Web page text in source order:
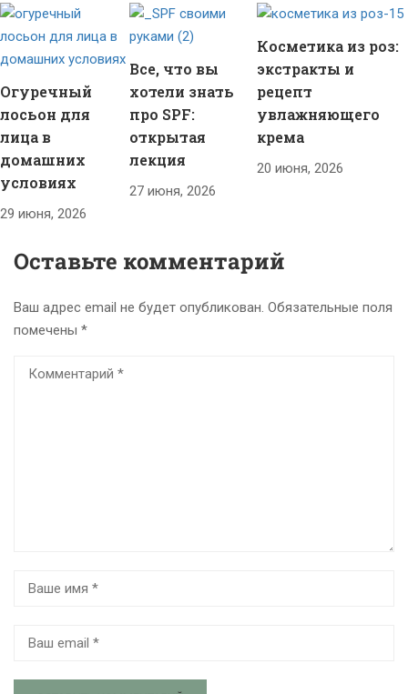
Огуречный
лосьон для
лица в
домашних
условиях
29 июня, 2026
Все, что вы
хотели знать
про SPF:
открытая
лекция
27 июня, 2026
Косметика из роз:
экстракты и
рецепт
увлажняющего
крема
20 июня, 2026
Оставьте комментарий
Ваш адрес email не будет опубликован. Обязательные поля
помечены *